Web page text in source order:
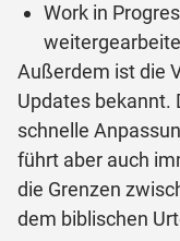
Work in
Außerdem ist die
Updates bekannt.
schnelle
führt aber auch
die Grenzen
dem biblischen